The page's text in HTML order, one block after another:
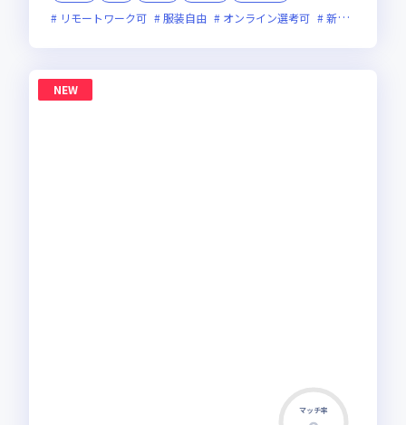
リモートワーク可
服装自由 オンライン選考可 新技術に積極的
NEW
マッチ率